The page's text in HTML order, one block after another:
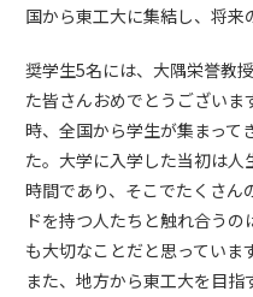
国から東工大に集結し、将来
奨学生5名には、大隅栄誉教
た皆さんおめでとうございま
時、全国から学生が集まって
た。大学に入学した当初は人
時間であり、そこでたくさん
ドを持つ人たちと触れ合う
も大切なことだと思っていま
また、地方から東工大を目